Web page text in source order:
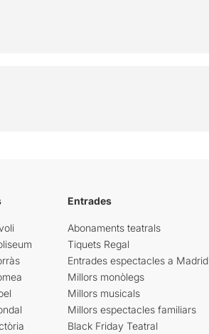
Entrades
Abonaments teatrals
Tiquets Regal
Entrades espectacles a Madrid
Millors monòlegs
Millors musicals
Millors espectacles familiars
Black Friday Teatral